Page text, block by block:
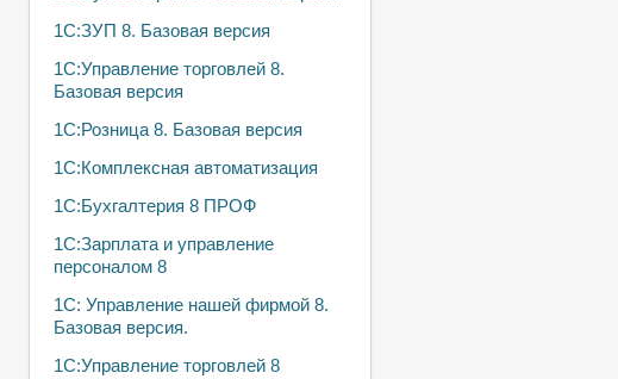
1С:ЗУП 8. Базовая версия
1С:Управление торговлей 8.
Базовая версия
1C:Розница 8. Базовая версия
1С:Комплексная автоматизация
1С:Бухгалтерия 8 ПРОФ
1С:Зарплата и управление
персоналом 8
1С: Управление нашей фирмой 8.
Базовая версия.
1С:Управление торговлей 8